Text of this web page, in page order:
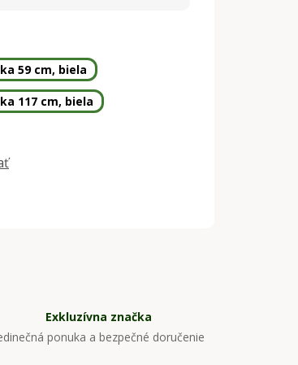
59 cm, biela
117 cm, biela
Exkluzívna značka
ponuka a bezpečné doručenie